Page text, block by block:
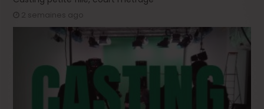
2 semaines ago